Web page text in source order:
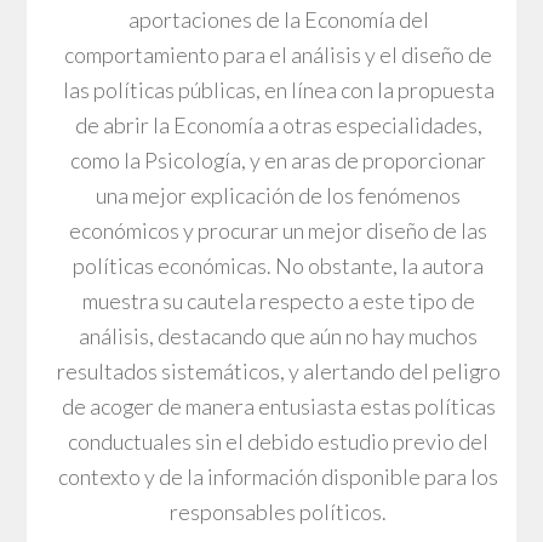
aportaciones de la Economía del
comportamiento para el análisis y el diseño de
las políticas públicas, en línea con la propuesta
de abrir la Economía a otras especialidades,
como la Psicología, y en aras de proporcionar
una mejor explicación de los fenómenos
económicos y procurar un mejor diseño de las
políticas económicas. No obstante, la autora
muestra su cautela respecto a este tipo de
análisis, destacando que aún no hay muchos
resultados sistemáticos, y alertando del peligro
de acoger de manera entusiasta estas políticas
conductuales sin el debido estudio previo del
contexto y de la información disponible para los
responsables políticos.